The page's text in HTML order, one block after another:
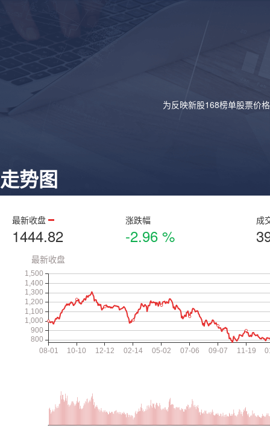
为反映新股168榜单股票价
走势图
最新收盘
1444.82
涨跌幅
-2.96 %
成